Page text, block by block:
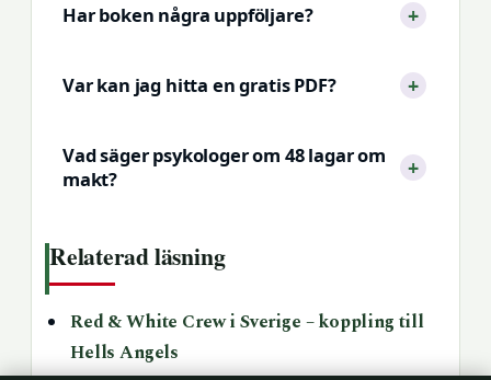
Har boken några uppföljare?
Var kan jag hitta en gratis PDF?
Vad säger psykologer om 48 lagar om
makt?
Relaterad läsning
Red & White Crew i Sverige – koppling till
Hells Angels